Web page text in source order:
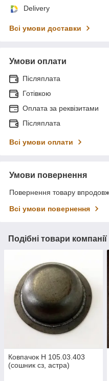
Delivery
Всі умови доставки
Умови оплати
Післяплата
Готівкою
Оплата за реквізитами
Післяплата
Всі умови оплати
Умови повернення
Повернення товару
Всі умови повернення
Подібні товари компанії
Ковпачок Н 105.03.403
(сошник сз, астра)